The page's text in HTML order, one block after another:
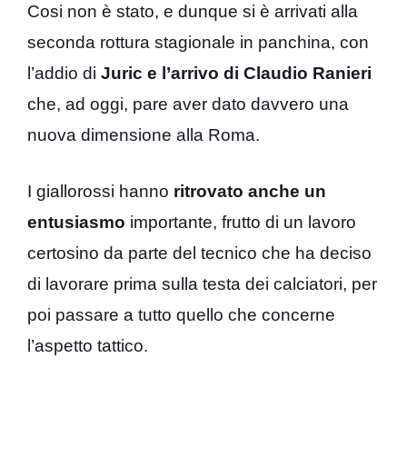
Cosi non è stato, e dunque si è arrivati alla
seconda rottura stagionale in panchina, con
l’addio di Juric e l’arrivo di Claudio Ranieri
che, ad oggi, pare aver dato davvero una
nuova dimensione alla Roma.
I giallorossi hanno ritrovato anche un
entusiasmo importante, frutto di un lavoro
certosino da parte del tecnico che ha deciso
di lavorare prima sulla testa dei calciatori, per
poi passare a tutto quello che concerne
l’aspetto tattico.